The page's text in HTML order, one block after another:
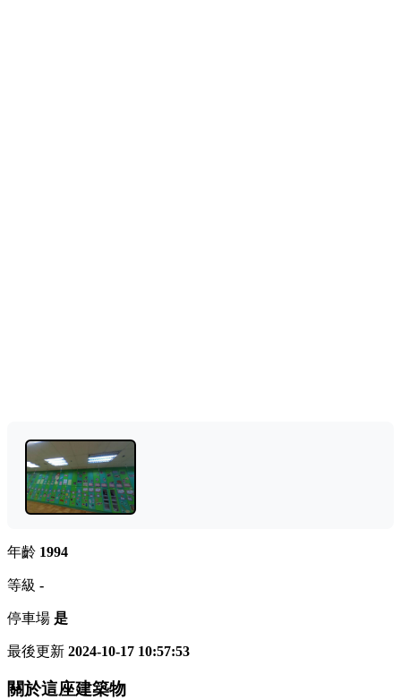
年齡 1994
等級 -
停車場 是
最後更新 2024-10-17 10:57:53
關於這座建築物